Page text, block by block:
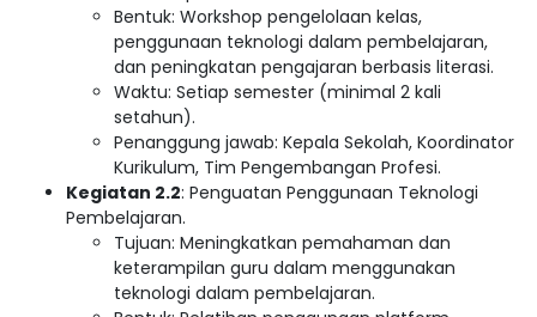
Bentuk: Workshop pengelolaan kelas,
penggunaan teknologi dalam pembelajaran,
dan peningkatan pengajaran berbasis literasi.
Waktu: Setiap semester (minimal 2 kali
setahun).
Penanggung jawab: Kepala Sekolah, Koordinator
Kurikulum, Tim Pengembangan Profesi.
Kegiatan 2.2: Penguatan Penggunaan Teknologi
Pembelajaran.
Tujuan: Meningkatkan pemahaman dan
keterampilan guru dalam menggunakan
teknologi dalam pembelajaran.